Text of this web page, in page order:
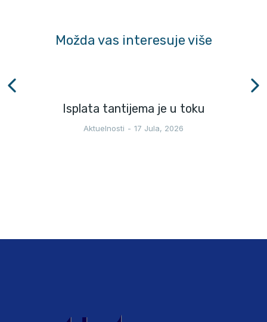
Možda vas interesuje više
Isplata tantijema je u toku
Aktuelnosti 17 Jula, 2026